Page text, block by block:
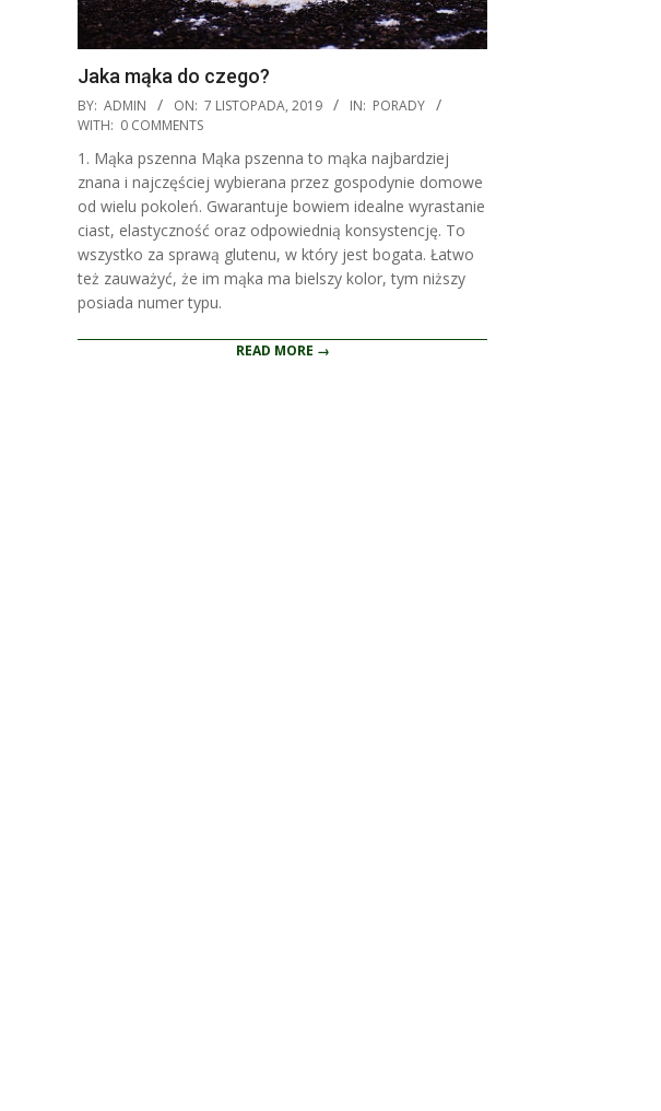
Jaka mąka do czego?
2019-
11-
07
BY: ADMIN ON: 7 LISTOPADA, 2019 IN: PORADY
WITH: 0 COMMENTS
1. Mąka pszenna Mąka pszenna to mąka najbardziej
znana i najczęściej wybierana przez gospodynie domowe
od wielu pokoleń. Gwarantuje bowiem idealne wyrastanie
ciast, elastyczność oraz odpowiednią konsystencję. To
wszystko za sprawą glutenu, w który jest bogata. Łatwo
też zauważyć, że im mąka ma bielszy kolor, tym niższy
posiada numer typu.
READ MORE →